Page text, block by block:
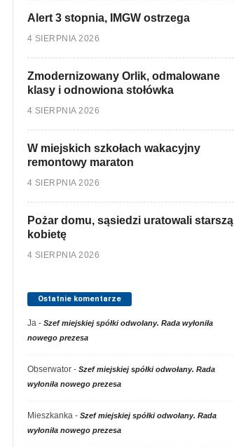
Alert 3 stopnia, IMGW ostrzega
4 SIERPNIA 2026
Zmodernizowany Orlik, odmalowane
klasy i odnowiona stołówka
4 SIERPNIA 2026
W miejskich szkołach wakacyjny
remontowy maraton
4 SIERPNIA 2026
Pożar domu, sąsiedzi uratowali starszą
kobietę
4 SIERPNIA 2026
Ostatnie komentarze
Ja- Szef miejskiej spółki odwołany. Rada wyłoniła
nowego prezesa
Obserwator- Szef miejskiej spółki odwołany. Rada
wyłoniła nowego prezesa
Mieszkanka- Szef miejskiej spółki odwołany. Rada
wyłoniła nowego prezesa